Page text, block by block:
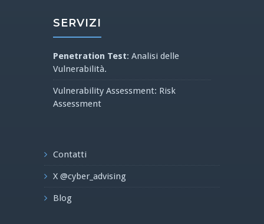
SERVIZI
Penetration Test: Analisi delle
Vulnerabilità.
Vulnerability Assessment: Risk
Assessment
Contatti
X @cyber_advising
Blog